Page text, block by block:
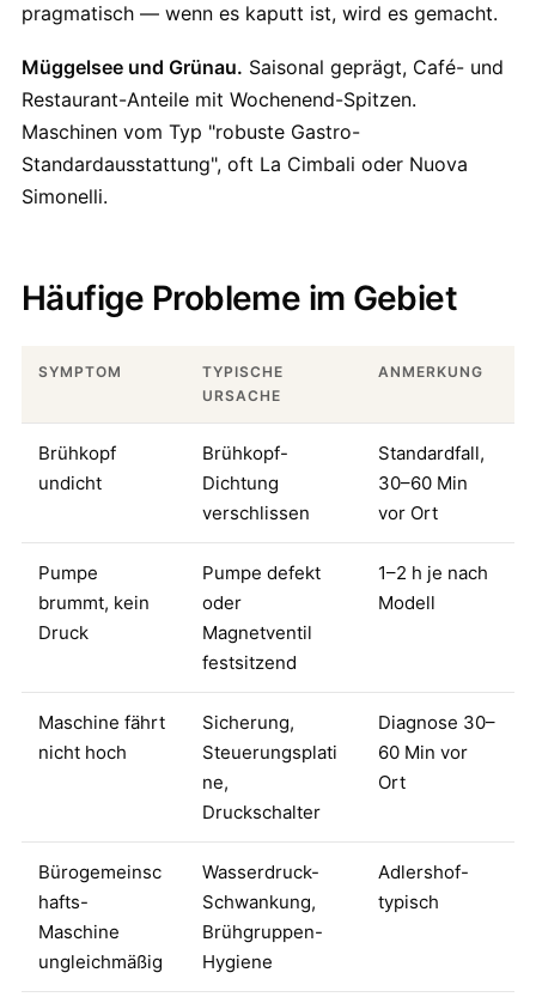
pragmatisch — wenn es kaputt ist, wird es gemacht.
Müggelsee und Grünau. Saisonal geprägt, Café- und
Restaurant-Anteile mit Wochenend-Spitzen.
Maschinen vom Typ "robuste Gastro-
Standardausstattung", oft La Cimbali oder Nuova
Simonelli.
Häufige Probleme im Gebiet
SYMPTOM
TYPISCHE
URSACHE
ANMERKUNG
Brühkopf
undicht
Brühkopf-
Dichtung
verschlissen
Standardfall,
30–60 Min
vor Ort
Pumpe
brummt, kein
Druck
Pumpe defekt
oder
Magnetventil
festsitzend
1–2 h je nach
Modell
Maschine fährt
nicht hoch
Sicherung,
Steuerungsplati
ne,
Druckschalter
Diagnose 30–
60 Min vor
Ort
Bürogemeinsc
hafts-
Maschine
ungleichmäßig
Wasserdruck-
Schwankung,
Brühgruppen-
Hygiene
Adlershof-
typisch